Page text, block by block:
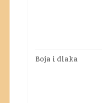
Boja i dlaka